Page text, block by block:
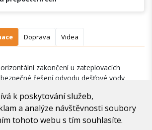
k poskytování služeb,
a analýze návštěvnosti soubory
tohoto webu s tím souhlasíte.
Doprava Videa
zakončení u zateplovacích
řešení odvodu dešťové vody